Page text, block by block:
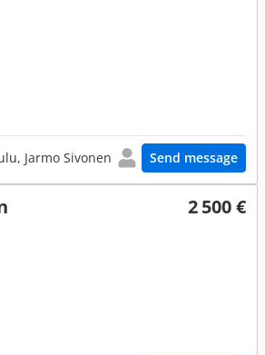
Jarmo Sivonen Send message
2 500 €